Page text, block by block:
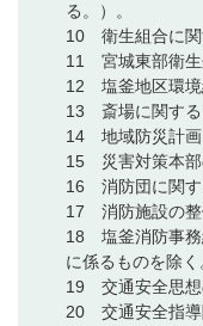
る。）。
10 衛生組合に関
11 宮城東部衛生
12 塩釜地区環境
13 斎場に関する
14 地域防災計画
15 災害対策本部
16 消防団に関す
17 消防施設の整
18 塩釜消防事務
に係るものを除く
19 交通安全思想
20 交通安全指導